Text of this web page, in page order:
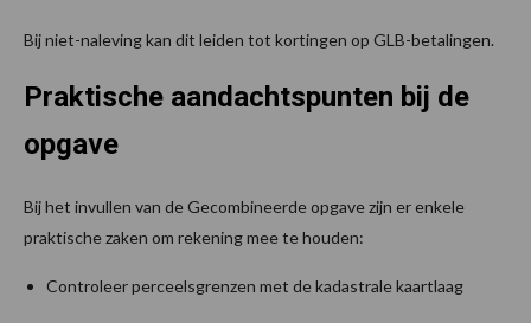
Bij niet-naleving kan dit leiden tot kortingen op GLB-betalingen.
Praktische aandachtspunten bij de
opgave
Bij het invullen van de Gecombineerde opgave zijn er enkele
praktische zaken om rekening mee te houden:
Controleer perceelsgrenzen met de kadastrale kaartlaag